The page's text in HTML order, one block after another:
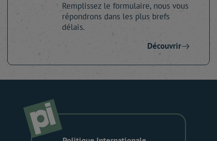
Remplissez le formulaire, nous vous
répondrons dans les plus brefs
délais.
Découvrir